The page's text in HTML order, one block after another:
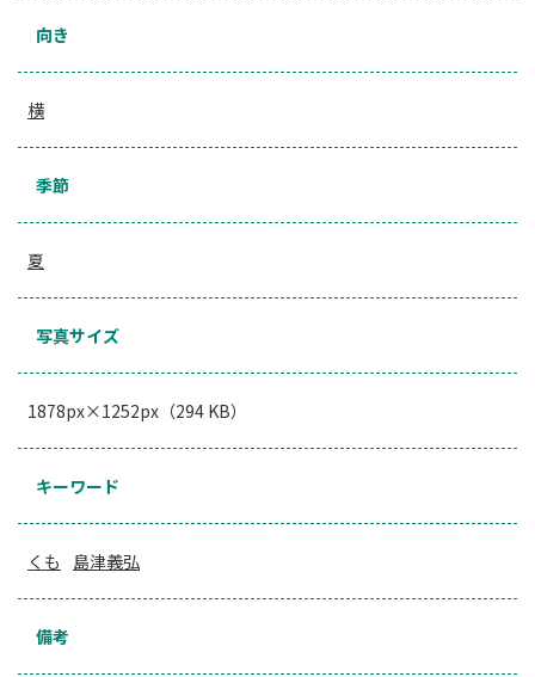
向き
横
季節
夏
写真サイズ
1878px×1252px（294 KB）
キーワード
くも 島津義弘
備考